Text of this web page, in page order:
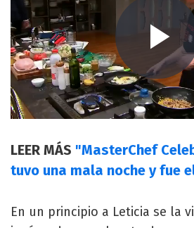
LEER MÁS "MasterChef
tuvo una mala noche y fue
En un principio a Leticia se la